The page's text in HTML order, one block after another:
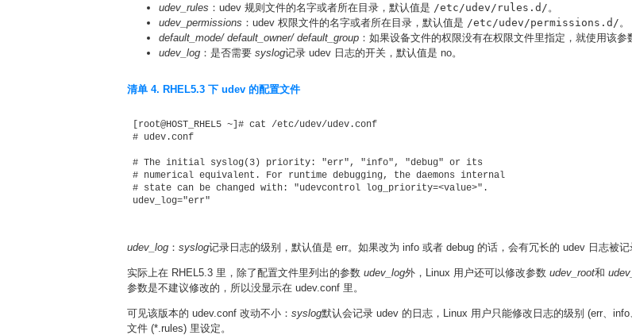
udev_rules ：udev 规则文件的名字或者所在目录，默认值是 /etc/udev/rules.d/ 。
udev_permissions ：udev 权限文件的名字或者所在目录，默认值是 /etc/udev/permissions.d/ 。
default_mode/ default_owner/ default_group ：如果设备文件的权限没有在权限文件里指定，就使用该参
udev_log ：是否需要 syslog记录 udev 日志的开关，默认值是 no。
清单 4. RHEL5.3 下 udev 的配置文件
[root@HOST_RHEL5 ~]# cat /etc/udev/udev.conf
# udev.conf
# The initial syslog(3) priority: "err", "info", "debug" or its
# numerical equivalent. For runtime debugging, the daemons internal
# state can be changed with: "udevcontrol log_priority=<value>".
udev_log ： syslog记录日志的级别，默认值是 err。如果改为 info 或者 debug 的话，会有冗长的 udev 日志被记
实际上在 RHEL5.3 里，除了配置文件里列出的参数 udev_log外，Linux 用户还可以修改参数 udev_root和
参数是不建议修改的，所以没显示在 udev.conf 里。
可见该版本的 udev.conf 改动不小： syslog默认会记录 udev 的日志，Linux 用户只能修改日志的级别 (err、
文件 (*.rules) 里设定。